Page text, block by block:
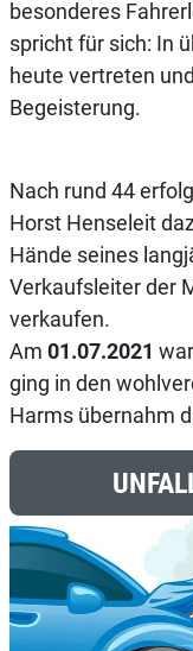
besonderes
spricht für sich: In
heute vertreten
Begeisterung.
Nach rund 44
Horst Henseleit
Hände seines
Verkaufsleiter der
verkaufen.
Am 01.07.2021
ging in den
Harms übernahm